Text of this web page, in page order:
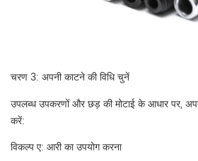
चरण 3: अपनी काटने की विधि चुनें
उपलब्ध उपकरणों और छड़ की मोटाई के आधार पर,
करें:
विकल्प ए: आरी का उपयोग करना